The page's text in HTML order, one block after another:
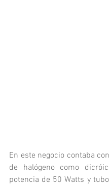
En este negocio contaba
de halógeno como
potencia de 50 Watts y